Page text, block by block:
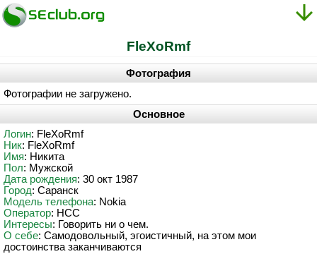
FleXoRmf
Фотография
Фотографии не загружено.
Основное
Логин: FleXoRmf
Ник: FleXoRmf
Имя: Никита
Пол: Мужской
Дата рождения: 30 окт 1987
Город: Саранск
Модель телефона: Nokia
Оператор: НСС
Интересы: Говорить ни о чем.
О себе: Самодовольный, эгоистичный, на этом мои
достоинства заканчиваются